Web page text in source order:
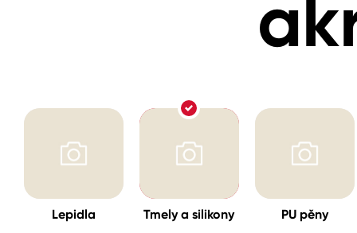
Plast, sklo, keramika
Stěny
Lepidla Tmely a silikony PU pěny